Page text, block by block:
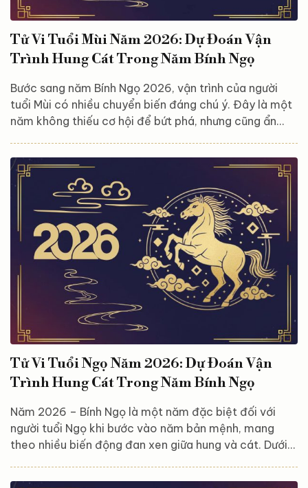
Tử Vi Tuổi Mùi Năm 2026: Dự Đoán Vận
Trình Hung Cát Trong Năm Bính Ngọ
Bước sang năm Bính Ngọ 2026, vận trình của người
tuổi Mùi có nhiều chuyển biến đáng chú ý. Đây là một
năm không thiếu cơ hội để bứt phá, nhưng cũng ẩn
Việc thấu hiểu cát – hung trong tử vi không nhằm tạo
áp lực, mà giúp người tuổi Mùi chủ động sắp xếp cuộc
sống, tận dụng thời vận, hạn chế rủi ro và tiến bước
vững vàng hơn. Hãy cùng Astroreka khám phá ngay
trong bài viết dưới đây. Tổng quan vận trình tuổi...
Tử Vi Tuổi Ngọ Năm 2026: Dự Đoán Vận
Trình Hung Cát Trong Năm Bính Ngọ
Năm 2026 – Bính Ngọ là một năm đặc biệt đối với
người tuổi Ngọ khi bước vào năm bản mệnh, mang
theo nhiều biến động đan xen giữa hung và cát. Dưới
thách mà còn là giai đoạn quan trọng để mỗi người